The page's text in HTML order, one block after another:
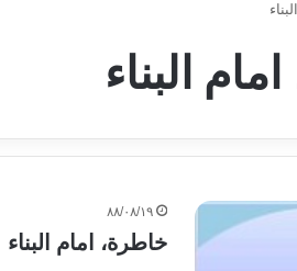
البناء
۸۸/۰۸/۱۹
خاطرة، امام البناء